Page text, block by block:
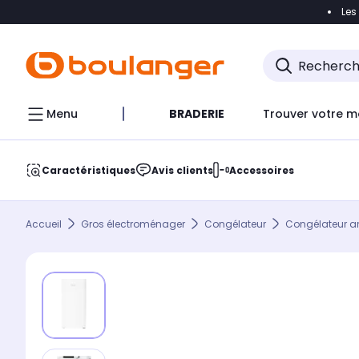
Accéder
Menu BRADERIE Trouver votre
Caractéristiques Avis clients Accessoires
Accueil Gros électroménager Congélateur Congélateur